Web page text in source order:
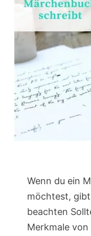
Wenn du ein
möchtest,
beachten
Merkmale